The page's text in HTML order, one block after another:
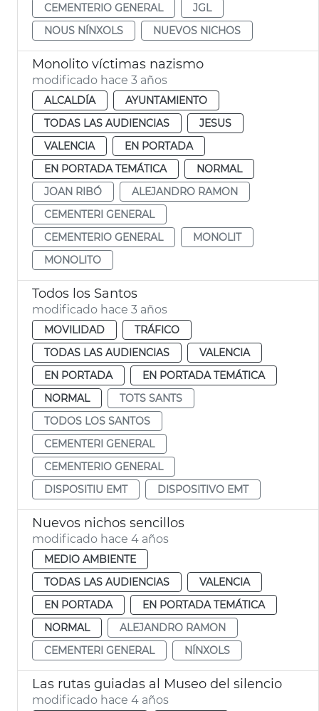
CEMENTERIO GENERAL
JGL
NOUS NÍNXOLS
NUEVOS NICHOS
Monolito víctimas nazismo
modificado hace 3 años
ALCALDÍA
AYUNTAMIENTO
TODAS LAS AUDIENCIAS
JESUS
VALENCIA
EN PORTADA
EN PORTADA TEMÁTICA
NORMAL
JOAN RIBÓ
ALEJANDRO RAMON
CEMENTERI GENERAL
CEMENTERIO GENERAL
MONOLIT
MONOLITO
Todos los Santos
modificado hace 3 años
MOVILIDAD
TRÁFICO
TODAS LAS AUDIENCIAS
VALENCIA
EN PORTADA
EN PORTADA TEMÁTICA
NORMAL
TOTS SANTS
TODOS LOS SANTOS
CEMENTERI GENERAL
CEMENTERIO GENERAL
DISPOSITIU EMT
DISPOSITIVO EMT
Nuevos nichos sencillos
modificado hace 4 años
MEDIO AMBIENTE
TODAS LAS AUDIENCIAS
VALENCIA
EN PORTADA
EN PORTADA TEMÁTICA
NORMAL
ALEJANDRO RAMON
CEMENTERI GENERAL
NÍNXOLS
Las rutas guiadas al Museo del silencio
modificado hace 4 años